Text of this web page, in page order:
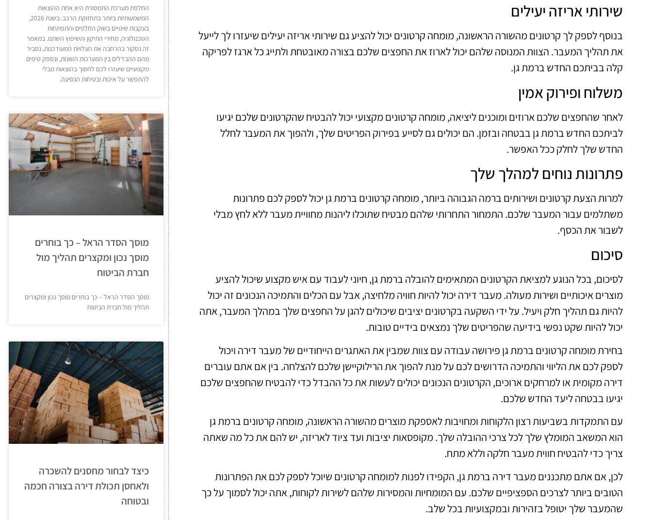
שירותי אריזה יעילים
בנוסף לספק לך קרטונים מהשורה הראשונה, מומחה קרטונים יכול להציע גם שירותי אריזה יעילים שיעזרו לך לייעל
את תהליך המעבר. הצוות המנוסה שלהם יכול לארוז את החפצים שלכם בצורה מאובטחת ולתייג כל ארגז לפריקה
קלה בביתכם החדש ברמת גן.
משלוח ופירוק אמין
לאחר שהחפצים שלכם ארוזים ומוכנים ליציאה, מומחה קרטונים מקצועי יכול להבטיח שהקרטונים שלכם יגיעו
לביתכם החדש ברמת גן בבטחה ובזמן. הם יכולים גם לסייע בפירוק הפריטים שלך, ולהפוך את המעבר לחלל
החדש שלך לחלק ככל האפשר.
פתרונות נוחים למהלך שלך
למרות הצעת קרטונים ושירותים ברמה הגבוהה ביותר, מומחה קרטונים ברמת גן יכול לספק לכם פתרונות
משתלמים עבור המעבר שלכם. התמחור התחרותי שלהם מבטיח שתוכלו ליהנות מחוויית מעבר ללא לחץ מבלי
לשבור את הכסף.
סיכום
לסיכום, בכל הנוגע למציאת הקרטונים המתאימים להובלה ברמת גן, חיוני לעבוד עם איש מקצוע שיכול להציע
מוצרים איכותיים ושירות מעולה. מעבר דירה יכול להיות חוויה מלחיצה, אבל עם הכלים והתמיכה הנכונים זה יכול
להיות גם תהליך חלק ויעיל. על ידי השקעה בקרטונים יציבים שיכולים להגן על החפצים שלך במהלך המעבר, אתה
יכול להיות שקט נפשי בידיעה שהפריטים שלך נמצאים בידיים טובות.
בחירת מומחה קרטונים ברמת גן פירושה עבודה עם צוות שמבין את האתגרים הייחודיים של מעבר דירה ויכול
לספק לכם את הליווי והתמיכה הדרושים לכם על מנת להפוך את הרילוקיישן שלכם להצלחה. בין אם אתם עוברים
דירה מקומית או למרחקים ארוכים, הקרטונים הנכונים יכולים לעשות את כל ההבדל כדי להבטיח שהחפצים שלכם
יגיעו בבטחה ליעד החדש שלכם.
עם התמקדות בשביעות רצון הלקוחות ומחויבות לאספקת מוצרים מהשורה הראשונה, מומחה קרטונים ברמת גן
הוא המשאב המומלץ שלך לכל צרכי ההובלה שלך. מקופסאות יציבות ועד ציוד לאריזה, יש להם את כל מה שאתה
צריך כדי להבטיח חווית מעבר חלקה וללא מתח.
לכן, אם אתם מתכננים מעבר דירה ברמת גן, הקפידו לפנות למומחה קרטונים שיוכל לספק לכם את הפתרונות
הטובים ביותר לצרכים הספציפיים שלכם. עם המומחיות והמסירות שלהם לשירות לקוחות, אתה יכול לסמוך על כך
שהמעבר שלך יטופל בזהירות ובמקצועיות בכל שלב.
החלפת מערכת התמסורת היא אחת ההוצאות
המשמעותיות ביותר בתחזוקת הרכב. בשנת 2026,
בעקבות שינויים בשוק החלפים והתפתחות
הטכנולוגיה, מחירי התיקון והשיפוץ השתנו. במאמר
זה נסקור בהרחבה את העלויות המעודכנות, נסביר
מהם ההבדלים בין המערכות השונות, ונספק טיפים
מקצועיים שיעזרו לכם לחסוך בהוצאות מבלי
להתפשר על איכות ובטיחות הנסיעה.
מוסך הסדר הראל – כך בוחרים
מוסך נכון ומקצרים תהליך מול
חברת הביטוח
מוסך הסדר הראל – כך בוחרים מוסך נכון ומקצרים
תהליך מול חברת הביטוח
כיצד לבחור מחסנים להשכרה
ולאחסן תכולת דירה בצורה חכמה
ובטוחה